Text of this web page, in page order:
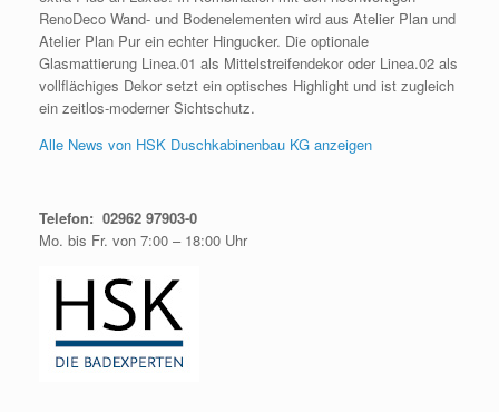
RenoDeco Wand- und Bodenelementen wird aus Atelier Plan und
Atelier Plan Pur ein echter Hingucker. Die optionale
Glasmattierung Linea.01 als Mittelstreifendekor oder Linea.02 als
vollflächiges Dekor setzt ein optisches Highlight und ist zugleich
ein zeitlos-moderner Sichtschutz.
Alle News von HSK Duschkabinenbau KG anzeigen
Telefon: 02962 97903-0
Mo. bis Fr. von 7:00 – 18:00 Uhr